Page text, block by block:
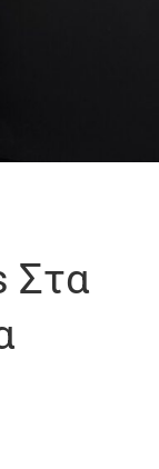
Στα